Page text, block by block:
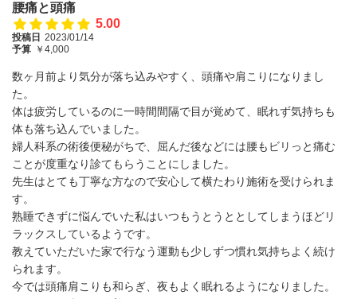
腰痛と頭痛
5.00
投稿日 2023/01/14
予算 ￥4,000
数ヶ月前より気分が落ち込みやすく、頭痛や肩こりになりまし
た。
体は疲労しているのに一時間間隔で目が覚めて、眠れず気持ちも
体も落ち込んでいました。
婦人科系の術後便秘がちで、屈んだ後などには腰もビリっと痛む
ことが度重なり診てもらうことにしました。
先生はとても丁寧な方なので安心して横たわり施術を受けられま
す。
熟睡できずに悩んでいた私はいつもうとうととしてしまうほどリ
ラックスしているようです。
教えていただいた家で行なう運動も少しずつ慣れ気持ちよく続け
られます。
今では頭痛肩こりも和らぎ、夜もよく眠れるようになりました。